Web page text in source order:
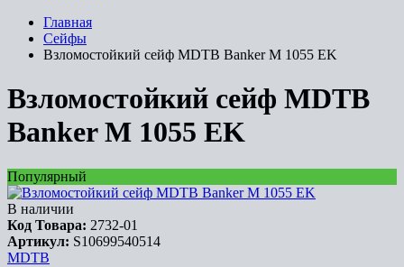
Главная
Сейфы
Взломостойкий сейф MDTB Banker M 1055 EK
Взломостойкий сейф MDTB
Banker M 1055 EK
Популярный
В наличии
Код Товара: 2732-01
Артикул: S10699540514
MDTB